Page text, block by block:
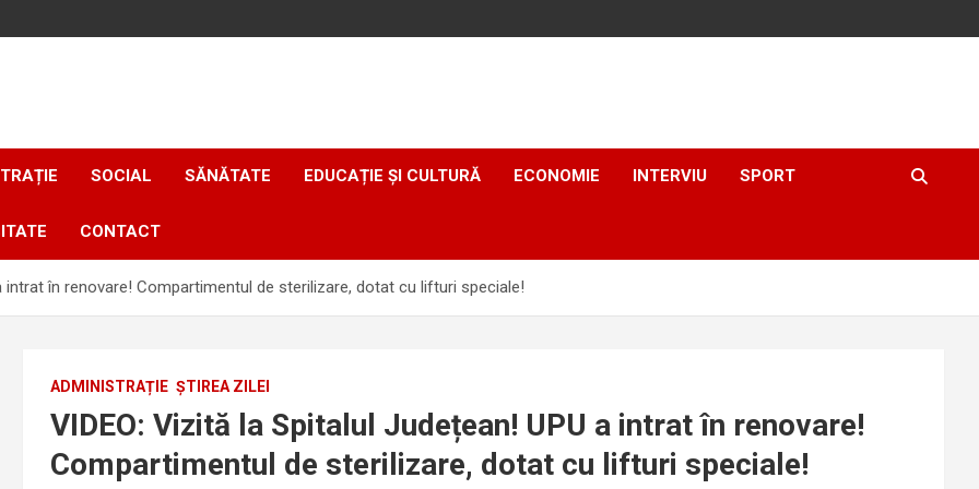
SOCIAL SĂNĂTATE EDUCAȚIE ȘI CULTURĂ ECONOMIE INTERVIU SPORT
CONTACT
intrat în renovare! Compartimentul de sterilizare, dotat cu lifturi speciale!
ADMINISTRAȚIE ȘTIREA ZILEI
VIDEO: Vizită la Spitalul Județean! UPU a intrat în renovare!
Compartimentul de sterilizare, dotat cu lifturi speciale!